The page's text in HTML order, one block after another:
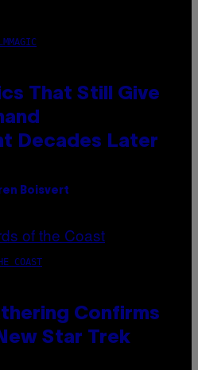
That Still Give
Decades Later
Boisvert
COAST
Confirms
Star Trek